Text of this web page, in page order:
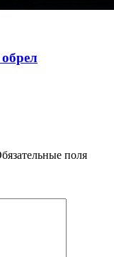
поля